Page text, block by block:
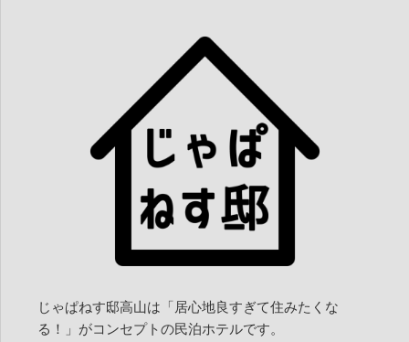
じゃぱねす邸高山は「居心地良すぎて住みたくな
る！」がコンセプトの民泊ホテルです。